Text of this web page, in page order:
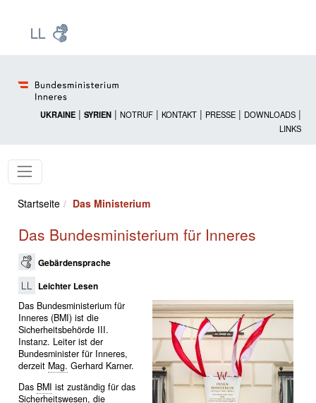
UKRAINE | SYRIEN | NOTRUF | KONTAKT | PRESSE | DOWNLOADS |
LINKS
Startseite Das Ministerium
Das Bundesministerium für Inneres
Gebärdensprache
Leichter Lesen
Das Bundesministerium für
Inneres (BMI) ist die
Sicherheitsbehörde III.
Instanz. Leiter ist der
Bundesminister für Inneres,
derzeit Mag. Gerhard Karner.
Das BMI ist zuständig für das
Sicherheitswesen, die